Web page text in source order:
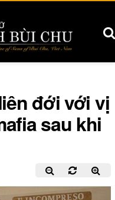
đới với vị
sau khi